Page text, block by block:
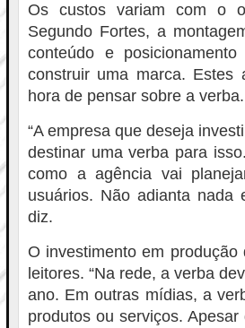
Os custos variam com o
Segundo Fortes, a
conteúdo e
construir uma marca. Estes
hora de pensar sobre a verba.
“A empresa que deseja
destinar uma verba para
como a agência vai
usuários. Não adianta nada
diz.
O investimento em
leitores. “Na rede, a verba
ano. Em outras mídias, a
produtos ou serviços.